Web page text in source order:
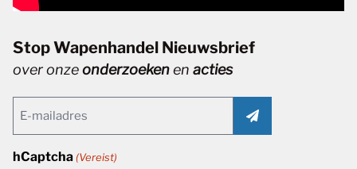
Stop Wapenhandel Nieuwsbrief
over onzeonderzoekenen acties
(Vereist)
hCaptcha (Vereist)